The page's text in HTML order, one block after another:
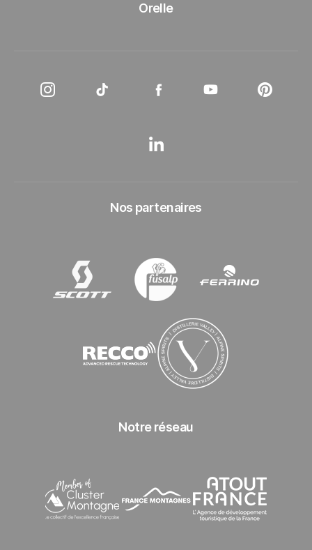
Orelle
Instagram Les 3 Vallées
Tiktok Les 3 ValléesFacebook Les 3 Vallées
Youtube Les 3
LinkedIn Les 3 Vallées
Nos partenaires
SCOTT Fusalp Ferrino
Recco Distillerie Valley
Notre réseau
Cluster MontagneFrance MontagnesAtout France